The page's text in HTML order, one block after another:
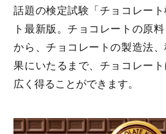
話題の検定試験「チョコレー
ト最新版。チョコレートの原
から、チョコレートの製造法
果にいたるまで、チョコレー
広く得ることができます。